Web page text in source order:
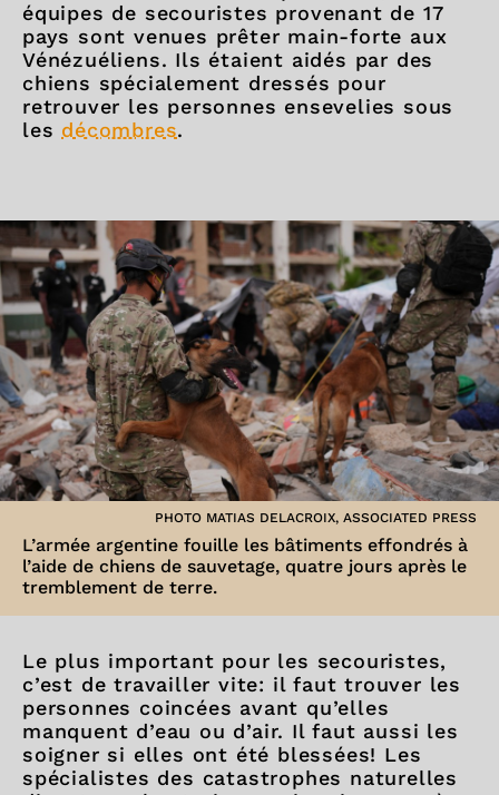
équipes de secouristes provenant de 17
pays sont venues prêter main-forte aux
Vénézuéliens. Ils étaient aidés par des
chiens spécialement dressés pour
retrouver les personnes ensevelies sous
les décombres.
PHOTO MATIAS DELACROIX, ASSOCIATED PRESS
L’armée argentine fouille les bâtiments effondrés à
l’aide de chiens de sauvetage, quatre jours après le
tremblement de terre.
Le plus important pour les secouristes,
c’est de travailler vite: il faut trouver les
personnes coincées avant qu’elles
manquent d’eau ou d’air. Il faut aussi les
soigner si elles ont été blessées! Les
spécialistes des catastrophes naturelles